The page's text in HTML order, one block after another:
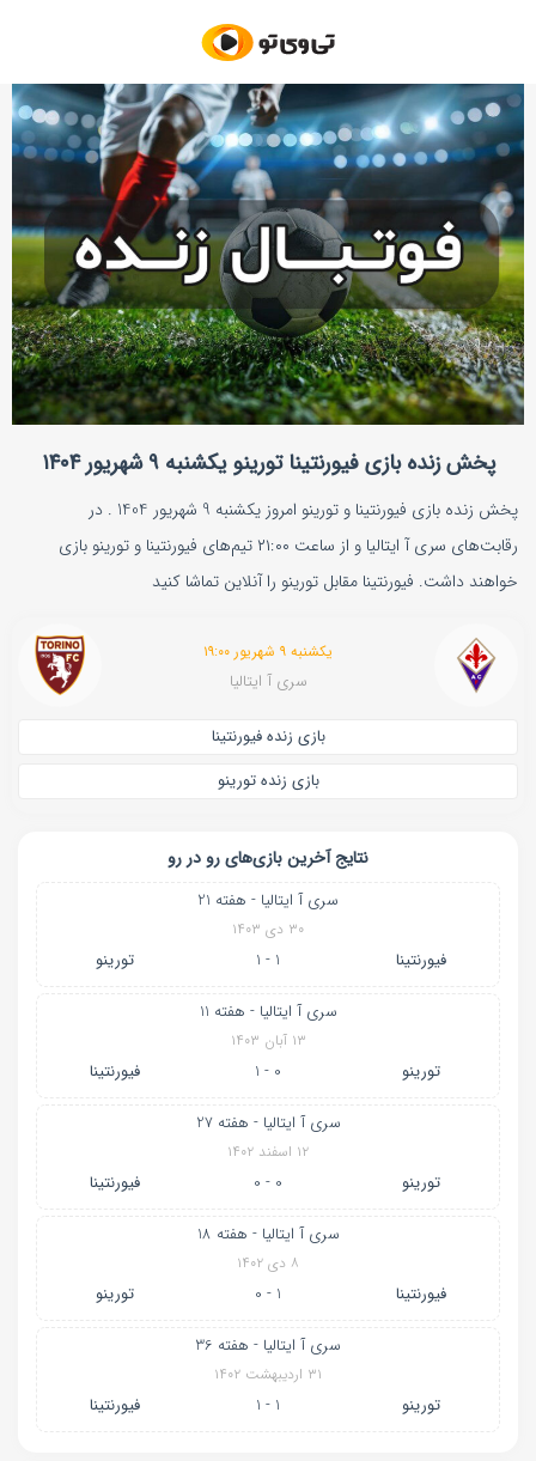
پخش زنده بازی فیورنتینا تورینو یکشنبه ۹ شهریور ۱۴۰۴
پخش زنده بازی فیورنتینا و تورینو امروز یکشنبه 9 شهریور 1404 . در
رقابت‌های سری آ ایتالیا و از ساعت ۲۱:۰۰ تیم‌های فیورنتینا و تورینو بازی
خواهند داشت. فیورنتینا مقابل تورینو را آنلاین تماشا کنید
یکشنبه ۹ شهریور ۱۹:۰۰
سری آ ایتالیا
بازی زنده فیورنتینا
بازی زنده تورینو
نتایج آخرین بازی‌های رو در رو
سری آ ایتالیا - هفته 21
۳۰ دی ۱۴۰۳
فیورنتینا 1 - 1 تورینو
سری آ ایتالیا - هفته 11
۱۳ آبان ۱۴۰۳
تورینو 0 - 1 فیورنتینا
سری آ ایتالیا - هفته 27
۱۲ اسفند ۱۴۰۲
تورینو 0 - 0 فیورنتینا
سری آ ایتالیا - هفته 18
۸ دی ۱۴۰۲
فیورنتینا 1 - 0 تورینو
سری آ ایتالیا - هفته 36
۳۱ اردیبهشت ۱۴۰۲
تورینو 1 - 1 فیورنتینا